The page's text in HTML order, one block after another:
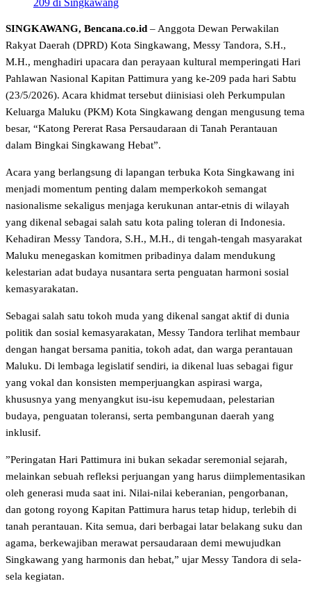
SINGKAWANG, Bencana.co.id – Anggota Dewan Perwakilan
Rakyat Daerah (DPRD) Kota Singkawang, Messy Tandora, S.H.,
M.H., menghadiri upacara dan perayaan kultural memperingati Hari
Pahlawan Nasional Kapitan Pattimura yang ke-209 pada hari Sabtu
(23/5/2026). Acara khidmat tersebut diinisiasi oleh Perkumpulan
Keluarga Maluku (PKM) Kota Singkawang dengan mengusung tema
besar, “Katong Pererat Rasa Persaudaraan di Tanah Perantauan
dalam Bingkai Singkawang Hebat”.
​Acara yang berlangsung di lapangan terbuka Kota Singkawang ini
menjadi momentum penting dalam memperkokoh semangat
nasionalisme sekaligus menjaga kerukunan antar-etnis di wilayah
yang dikenal sebagai salah satu kota paling toleran di Indonesia.
Kehadiran Messy Tandora, S.H., M.H., di tengah-tengah masyarakat
Maluku menegaskan komitmen pribadinya dalam mendukung
kelestarian adat budaya nusantara serta penguatan harmoni sosial
kemasyarakatan.
​Sebagai salah satu tokoh muda yang dikenal sangat aktif di dunia
politik dan sosial kemasyarakatan, Messy Tandora terlihat membaur
dengan hangat bersama panitia, tokoh adat, dan warga perantauan
Maluku. Di lembaga legislatif sendiri, ia dikenal luas sebagai figur
yang vokal dan konsisten memperjuangkan aspirasi warga,
khususnya yang menyangkut isu-isu kepemudaan, pelestarian
budaya, penguatan toleransi, serta pembangunan daerah yang
inklusif.
​”Peringatan Hari Pattimura ini bukan sekadar seremonial sejarah,
melainkan sebuah refleksi perjuangan yang harus diimplementasikan
oleh generasi muda saat ini. Nilai-nilai keberanian, pengorbanan,
dan gotong royong Kapitan Pattimura harus tetap hidup, terlebih di
tanah perantauan. Kita semua, dari berbagai latar belakang suku dan
agama, berkewajiban merawat persaudaraan demi mewujudkan
Singkawang yang harmonis dan hebat,” ujar Messy Tandora di sela-
sela kegiatan.